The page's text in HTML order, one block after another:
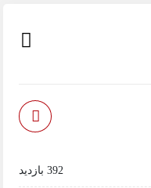
392 بازدید